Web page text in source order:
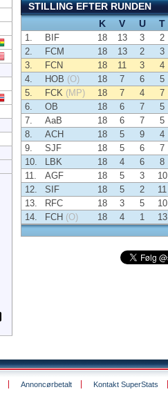
STILLING EFTER RUNDEN
K
V U T
1. BIF 18 13 3 2
2.
FCM 18 13 2 3
3.
FCN 18 11 3 4
4.
HOB (O) 18 7 6 5
5.
FCK (MP) 18 7 4 7
6.
OB 18 6 7 5
7.
AaB 18 6 7 5
8.
ACH 18 5 9 4
9.
SJF 18 5 6 7
10.
LBK 18 4 6 8
11.
AGF 18 5 3 10
12.
SIF 18 5 2 11
13.
RFC 18 3 5 10
14.
FCH (O) 18 4 1 13
Annoncørbetalt Kontakt SuperStats